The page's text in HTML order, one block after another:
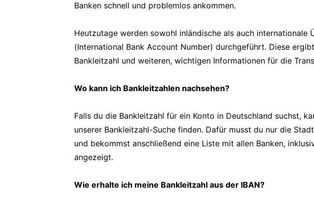
Banken schnell und problemlos ankommen.
Heutzutage werden sowohl inländische als auch internationale
(International Bank Account Number) durchgeführt. Diese
Bankleitzahl und weiteren, wichtigen Informationen für die
Wo kann ich Bankleitzahlen nachsehen?
Falls du die Bankleitzahl für ein Konto in Deutschland suchst,
unserer Bankleitzahl-Suche finden. Dafür musst du nur die
und bekommst anschließend eine Liste mit allen Banken,
angezeigt.
Wie erhalte ich meine Bankleitzahl aus der IBAN?